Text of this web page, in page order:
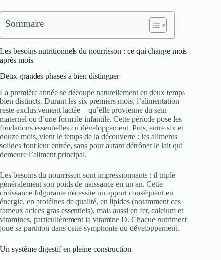
Sommaire
Les besoins nutritionnels du nourrisson : ce qui change mois
après mois
Deux grandes phases à bien distinguer
La première année se découpe naturellement en deux temps
bien distincts. Durant les six premiers mois, l’alimentation
reste exclusivement lactée – qu’elle provienne du sein
maternel ou d’une formule infantile. Cette période pose les
fondations essentielles du développement. Puis, entre six et
douze mois, vient le temps de la découverte : les aliments
solides font leur entrée, sans pour autant détrôner le lait qui
demeure l’aliment principal.
Les besoins du nourrisson sont impressionnants : il triple
généralement son poids de naissance en un an. Cette
croissance fulgurante nécessite un apport conséquent en
énergie, en protéines de qualité, en lipides (notamment ces
fameux acides gras essentiels), mais aussi en fer, calcium et
vitamines, particulièrement la vitamine D. Chaque nutriment
joue sa partition dans cette symphonie du développement.
Un système digestif en pleine construction